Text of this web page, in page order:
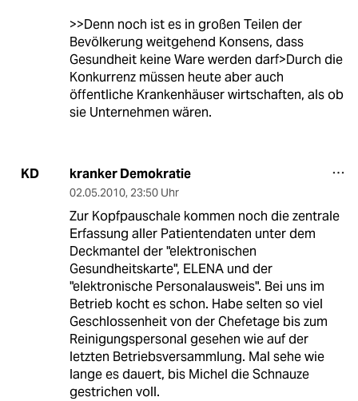
>>Denn noch ist es in großen Teilen der
Bevölkerung weitgehend Konsens, dass
Gesundheit keine Ware werden darf>Durch die
Konkurrenz müssen heute aber auch
öffentliche Krankenhäuser wirtschaften, als ob
sie Unternehmen wären.
KD kranker Demokratie
02.05.2010, 23:50 Uhr
Zur Kopfpauschale kommen noch die zentrale
Erfassung aller Patientendaten unter dem
Deckmantel der "elektronischen
Gesundheitskarte", ELENA und der
"elektronische Personalausweis". Bei uns im
Betrieb kocht es schon. Habe selten so viel
Geschlossenheit von der Chefetage bis zum
Reinigungspersonal gesehen wie auf der
letzten Betriebsversammlung. Mal sehe wie
lange es dauert, bis Michel die Schnauze
gestrichen voll.